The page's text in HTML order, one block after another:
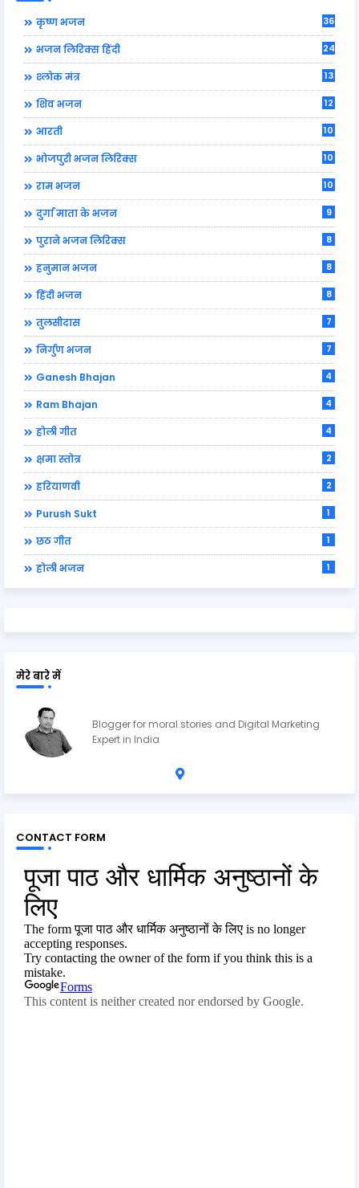
कृष्ण भजन 36
भजन लिरिक्स हिंदी 24
श्लोक मंत्र 13
शिव भजन 12
आरती 10
भोजपुरी भजन लिरिक्स 10
राम भजन 10
दुर्गा माता के भजन 9
पुराने भजन लिरिक्स 8
हनुमान भजन 8
हिंदी भजन 8
तुलसीदास 7
निर्गुण भजन 7
Ganesh Bhajan 4
Ram Bhajan 4
होली गीत 4
क्षमा स्तोत्र 2
हरियाणवी 2
Purush Sukt 1
छठ गीत 1
होली भजन 1
मेरे बारे में
Blogger for moral stories and Digital Marketing
Expert in India
CONTACT FORM